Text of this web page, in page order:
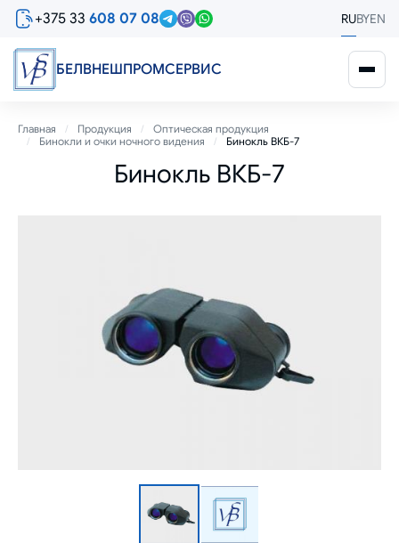
Перейти
содержанию
+375 33 608 07 08 RUBYEN
БЕЛВНЕШПРОМСЕРВИС
Строка
навигации
Главная Продукция
Оптическая продукция
Бинокли и очки ночного видения
Бинокль ВКБ-7
Бинокль ВКБ-7